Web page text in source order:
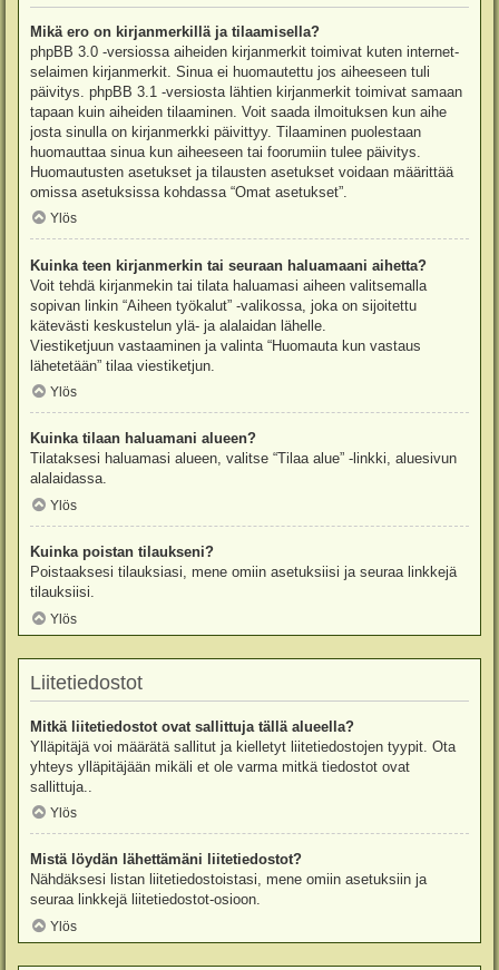
Mikä ero on kirjanmerkillä ja tilaamisella?
phpBB 3.0 -versiossa aiheiden kirjanmerkit toimivat kuten internet-
selaimen kirjanmerkit. Sinua ei huomautettu jos aiheeseen tuli
päivitys. phpBB 3.1 -versiosta lähtien kirjanmerkit toimivat samaan
tapaan kuin aiheiden tilaaminen. Voit saada ilmoituksen kun aihe
josta sinulla on kirjanmerkki päivittyy. Tilaaminen puolestaan
huomauttaa sinua kun aiheeseen tai foorumiin tulee päivitys.
Huomautusten asetukset ja tilausten asetukset voidaan määrittää
omissa asetuksissa kohdassa “Omat asetukset”.
Ylös
Kuinka teen kirjanmerkin tai seuraan haluamaani aihetta?
Voit tehdä kirjanmekin tai tilata haluamasi aiheen valitsemalla
sopivan linkin “Aiheen työkalut” -valikossa, joka on sijoitettu
kätevästi keskustelun ylä- ja alalaidan lähelle.
Viestiketjuun vastaaminen ja valinta “Huomauta kun vastaus
lähetetään” tilaa viestiketjun.
Ylös
Kuinka tilaan haluamani alueen?
Tilataksesi haluamasi alueen, valitse “Tilaa alue” -linkki, aluesivun
alalaidassa.
Ylös
Kuinka poistan tilaukseni?
Poistaaksesi tilauksiasi, mene omiin asetuksiisi ja seuraa linkkejä
tilauksiisi.
Ylös
Liitetiedostot
Mitkä liitetiedostot ovat sallittuja tällä alueella?
Ylläpitäjä voi määrätä sallitut ja kielletyt liitetiedostojen tyypit. Ota
yhteys ylläpitäjään mikäli et ole varma mitkä tiedostot ovat
sallittuja..
Ylös
Mistä löydän lähettämäni liitetiedostot?
Nähdäksesi listan liitetiedostoistasi, mene omiin asetuksiin ja
seuraa linkkejä liitetiedostot-osioon.
Ylös